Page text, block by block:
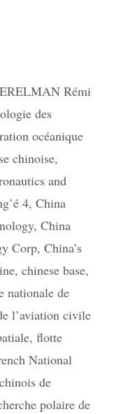
Rémi
des
océanique
chinoise,
and
4, China
, China
Corp, China’s
, chinese base,
nationale de
l’aviation civile
, flotte
National
de
polaire de